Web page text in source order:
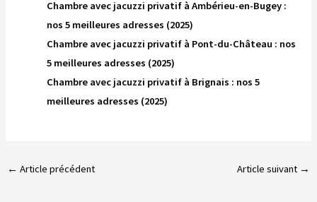
Chambre avec jacuzzi privatif à Ambérieu-en-Bugey :
nos 5 meilleures adresses (2025)
Chambre avec jacuzzi privatif à Pont-du-Château : nos
5 meilleures adresses (2025)
Chambre avec jacuzzi privatif à Brignais : nos 5
meilleures adresses (2025)
← Article précédent Article suivant →